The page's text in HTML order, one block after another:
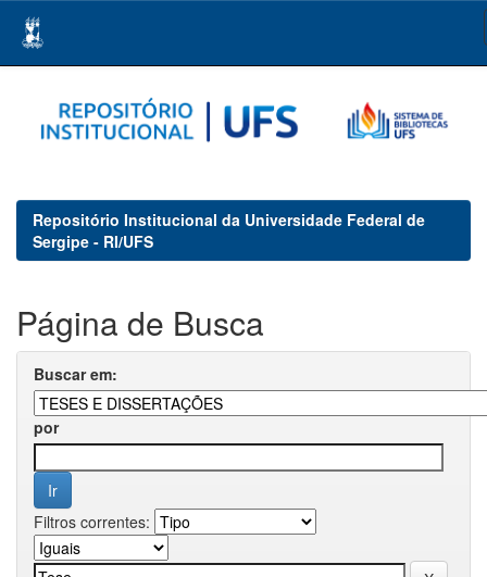
navigation
Repositório Institucional da Universidade Federal de
Sergipe - RI/UFS
Página de Busca
Buscar em:
por
Filtros correntes: